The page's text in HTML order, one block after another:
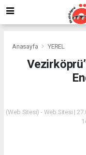
Anasayfa YEREL
(Web Sitesi) - Web Sitesi |